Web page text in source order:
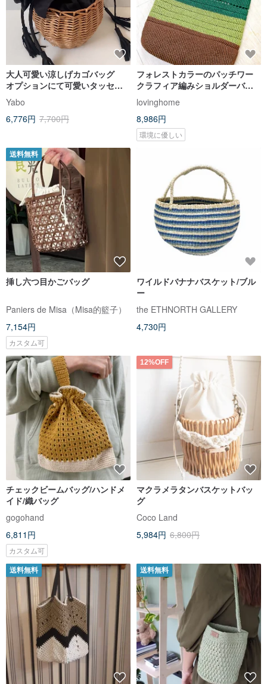
大人可愛い涼しげカゴバッグ
オプションにて可愛いタッセル
リボン コサージュ追加可能
Yabo
6,776円 7,700円
フォレストカラーのパッチワー
クラフィア編みショルダーバッ
グlovinghome
8,986円
環境に優しい
送料無料
挿し六つ目かごバッグ
Paniers de Misa（Misa的籃子）
7,154円
カスタム可
ワイルドバナナバスケット/ブル
ー
the ETHNORTH GALLERY
4,730円
チェックビームバッグ/ハンドメ
イド/織バッグ
gogohand
6,811円
カスタム可
12%OFF
マクラメラタンバスケットバッ
グ
Coco Land
5,984円 6,800円
送料無料 送料無料